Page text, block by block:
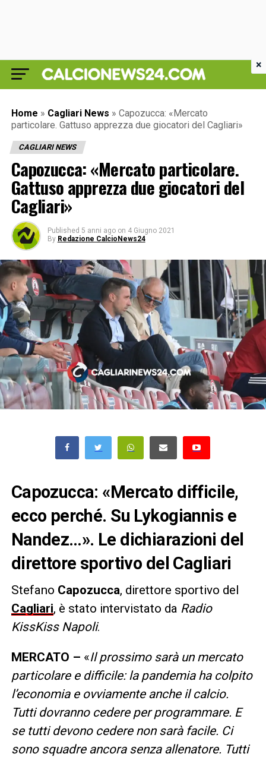
Home » Cagliari News » Capozucca: «Mercato
particolare. Gattuso apprezza due giocatori del Cagliari»
CAGLIARI NEWS
Capozucca: «Mercato particolare.
Gattuso apprezza due giocatori del
Cagliari»
Published 5 anni ago on 4 Giugno 2021
By Redazione CalcioNews24
Capozucca: «Mercato difficile,
ecco perché. Su Lykogiannis e
Nandez…». Le dichiarazioni del
direttore sportivo del Cagliari
Stefano Capozucca, direttore sportivo del
Cagliari, è stato intervistato da Radio
KissKiss Napoli.
MERCATO – «Il prossimo sarà un mercato
particolare e difficile: la pandemia ha colpito
l’economia e ovviamente anche il calcio.
Tutti dovranno cedere per programmare. E
se tutti devono cedere non sarà facile. Ci
sono squadre ancora senza allenatore. Tutti
×